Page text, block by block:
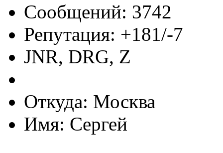
Сообщений: 3742
Репутация: +181/-7
JNR, DRG, Z
Откуда: Москва
Имя: Сергей